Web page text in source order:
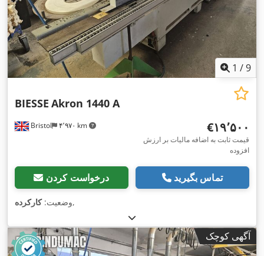
1 /9
Bristol ۴٬۹۷۰ km
BIESSE Akron 1440 A
‎€۱۹٬۵۰۰
قیمت ثابت به اضافه مالیات بر ارزش
افزوده
درخواست کردن تماس بگیرید
وضعیت:کارکرده ,
آگهی کوچک